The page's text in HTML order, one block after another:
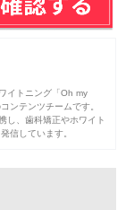
イトニング「Oh my
ンテンツチームです。
し、歯科矯正やホワイト
信しています。